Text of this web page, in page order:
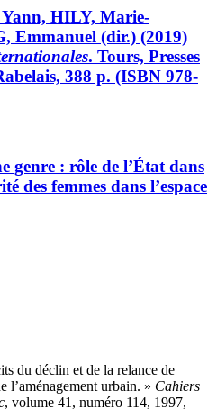
HILY, Marie-
Emmanuel (dir.) (2019)
. Tours, Presses
388 p. (ISBN 978-
genre : rôle de l’État dans
des femmes dans l’espace
du déclin et de la relance de
l’aménagement urbain. » Cahiers
, volume 41, numéro 114, 1997,